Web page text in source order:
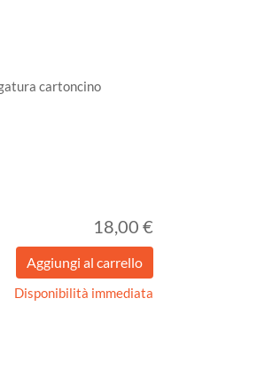
cartoncino
18,00 €
Disponibilità immediata